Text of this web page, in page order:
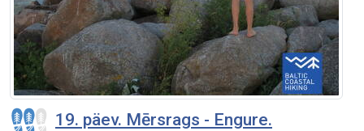
19. päev. Mērsrags - Engure.